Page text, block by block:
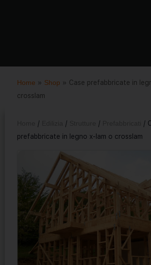
Home » Shop » Case prefabbricate in
crosslam
/ / /
/
prefabbricate in legno x-lam o crosslam